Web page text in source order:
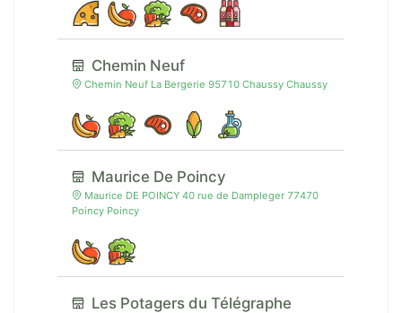
Chemin Neuf
Chemin Neuf La Bergerie 95710 Chaussy Chaussy
Maurice De Poincy
Maurice DE POINCY 40 rue de Dampleger 77470
Poincy Poincy
Les Potagers du Télégraphe